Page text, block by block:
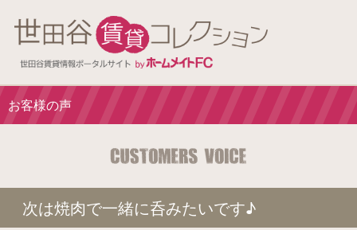
お客様の声
次は焼肉で一緒に呑みたいです♪